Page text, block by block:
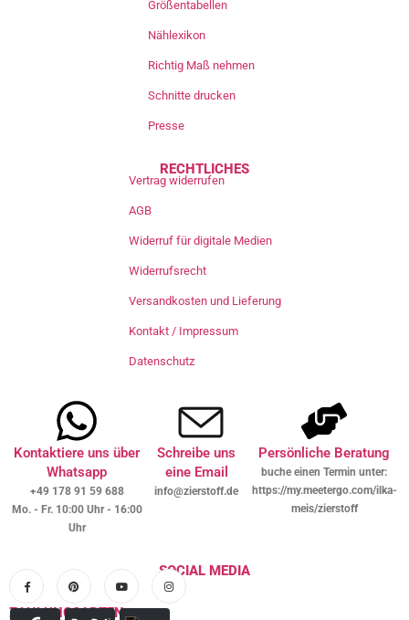
Größentabellen
Nählexikon
Richtig Maß nehmen
Schnitte drucken
Presse
RECHTLICHES
Vertrag widerrufen
AGB
Widerruf für digitale Medien
Widerrufsrecht
Versandkosten und Lieferung
Kontakt / Impressum
Datenschutz
Kontaktiere uns über
Whatsapp
+49 178 91 59 688
Mo. - Fr. 10:00 Uhr - 16:00
Uhr
Schreibe uns
eine Email
info@zierstoff.de
Persönliche Beratung
buche einen Termin unter:
https://my.meetergo.com/ilka-
meis/zierstoff
SOCIAL MEDIA
ZAHLUNGSARTEN